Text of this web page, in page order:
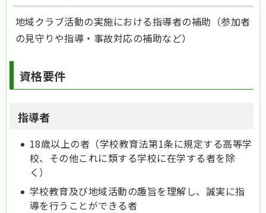
地域クラブ活動の実施における指導者の補助（参加者
の見守りや指導・事故対応の補助など）
資格要件
指導者
18歳以上の者（学校教育法第1条に規定する高等学
校、その他これに類する学校に在学する者を除
く）
学校教育及び地域活動の趣旨を理解し、誠実に指
導を行うことができる者